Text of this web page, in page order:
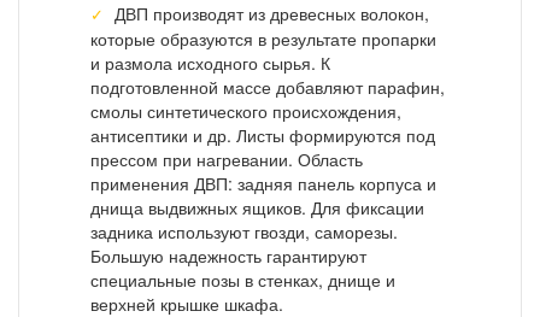
ДВП производят из древесных волокон,
которые образуются в результате пропарки
и размола исходного сырья. К
подготовленной массе добавляют парафин,
смолы синтетического происхождения,
антисептики и др. Листы формируются под
прессом при нагревании. Область
применения ДВП: задняя панель корпуса и
днища выдвижных ящиков. Для фиксации
задника используют гвозди, саморезы.
Большую надежность гарантируют
специальные позы в стенках, днище и
верхней крышке шкафа.